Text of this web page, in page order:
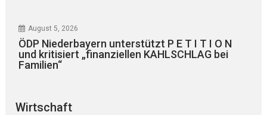
August 5, 2026
ÖDP Niederbayern unterstützt P E T I T I O N
und kritisiert „finanziellen KAHLSCHLAG bei
Familien“
Wirtschaft